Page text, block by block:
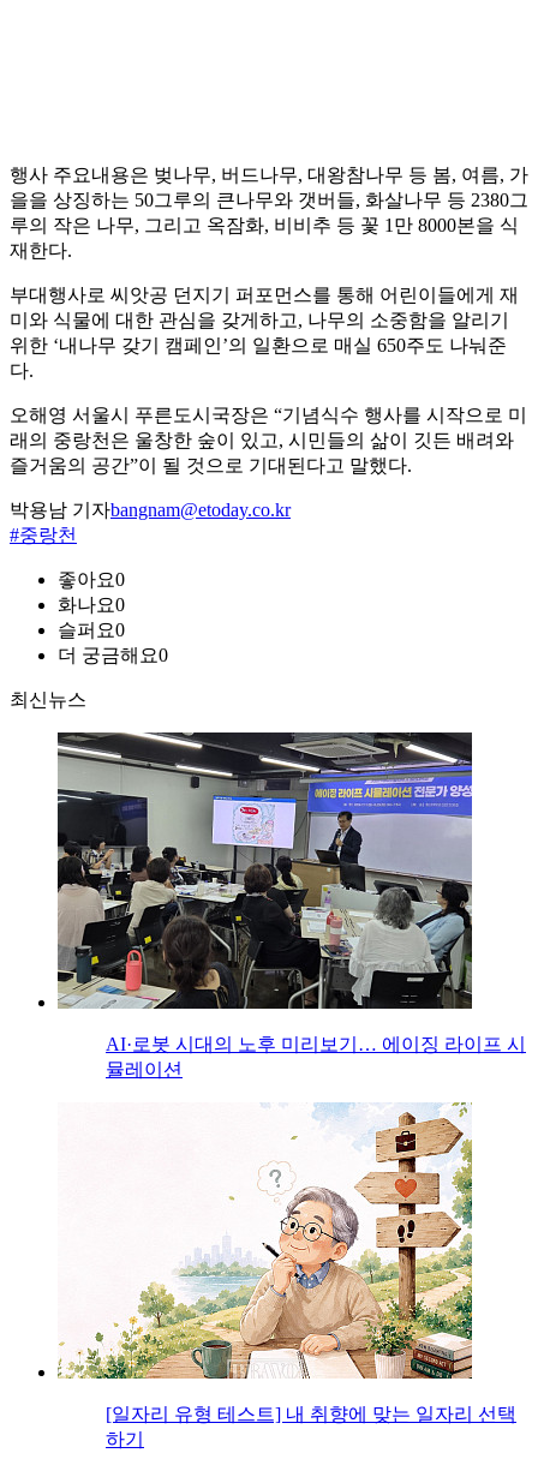
행사 주요내용은 벚나무, 버드나무, 대왕참나무 등 봄, 여름, 가
을을 상징하는 50그루의 큰나무와 갯버들, 화살나무 등 2380그
루의 작은 나무, 그리고 옥잠화, 비비추 등 꽃 1만 8000본을 식
재한다.
부대행사로 씨앗공 던지기 퍼포먼스를 통해 어린이들에게 재
미와 식물에 대한 관심을 갖게하고, 나무의 소중함을 알리기
위한 ‘내나무 갖기 캠페인’의 일환으로 매실 650주도 나눠준
다.
오해영 서울시 푸른도시국장은 “기념식수 행사를 시작으로 미
래의 중랑천은 울창한 숲이 있고, 시민들의 삶이 깃든 배려와
즐거움의 공간”이 될 것으로 기대된다고 말했다.
박용남 기자bangnam@etoday.co.kr
#중랑천
좋아요0
화나요0
슬퍼요0
더 궁금해요0
최신뉴스
AI·로봇 시대의 노후 미리보기… 에이징 라이프 시
뮬레이션
[일자리 유형 테스트] 내 취향에 맞는 일자리 선택
하기